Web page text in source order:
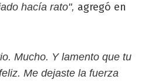
hacía rato", agregó en
Mucho. Y lamento que tu
Me dejaste la fuerza